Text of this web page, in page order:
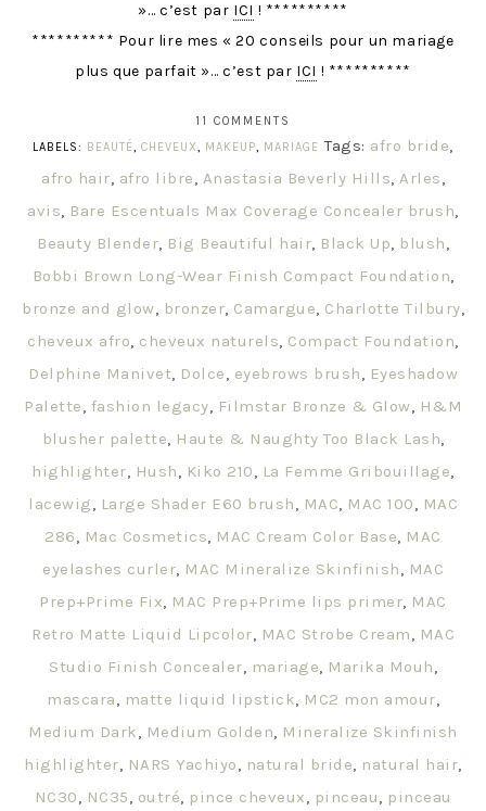
»… c’est par ICI ! **********
********** Pour lire mes « 20 conseils pour un mariage
plus que parfait »… c’est par ICI ! **********
11 COMMENTS
LABELS: BEAUTÉ,CHEVEUX, MAKEUP, MARIAGE Tags: afro bride,
afro hair, afro libre, Anastasia Beverly Hills, Arles,
avis, Bare Escentuals Max Coverage Concealer brush,
Beauty Blender, Big Beautiful hair, Black Up, blush,
Bobbi Brown Long-Wear Finish Compact Foundation,
bronze and glow, bronzer, Camargue, Charlotte Tilbury,
cheveux afro, cheveux naturels, Compact Foundation,
Delphine Manivet, Dolce, eyebrows brush, Eyeshadow
Palette, fashion legacy, Filmstar Bronze & Glow, H&M
blusher palette, Haute & Naughty Too Black Lash,
highlighter, Hush, Kiko 210, La Femme Gribouillage,
lacewig, Large Shader E60 brush, MAC, MAC 100, MAC
286, Mac Cosmetics, MAC Cream Color Base, MAC
eyelashes curler, MAC Mineralize Skinfinish, MAC
Prep+Prime Fix, MAC Prep+Prime lips primer, MAC
Retro Matte Liquid Lipcolor, MAC Strobe Cream, MAC
Studio Finish Concealer, mariage, Marika Mouh,
mascara, matte liquid lipstick, MC2 mon amour,
Medium Dark, Medium Golden, Mineralize Skinfinish
highlighter, NARS Yachiyo, natural bride, natural hair,
NC30, NC35, outré, pince cheveux, pinceau, pinceau